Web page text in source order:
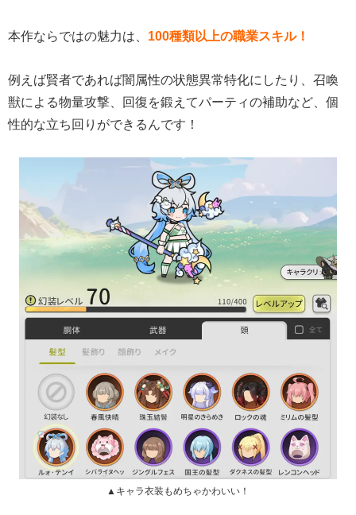
本作ならではの魅力は、 100種類以上の職業スキル！
例えば賢者であれば闇属性の状態異常特化にしたり、召喚
獣による物量攻撃、回復を鍛えてパーティの補助など、個
性的な立ち回りができるんです！
▲キャラ衣装もめちゃかわいい！